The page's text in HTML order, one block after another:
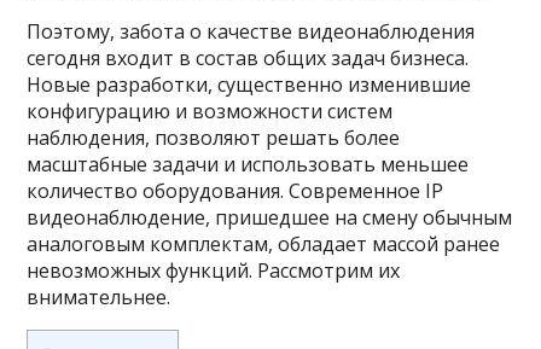
Поэтому, забота о качестве видеонаблюдения
сегодня входит в состав общих задач бизнеса.
Новые разработки, существенно изменившие
конфигурацию и возможности систем
наблюдения, позволяют решать более
масштабные задачи и использовать меньшее
количество оборудования. Современное IP
видеонаблюдение, пришедшее на смену обычным
аналоговым комплектам, обладает массой ранее
невозможных функций. Рассмотрим их
внимательнее.